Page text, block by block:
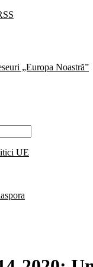
„Europa Noastră”
UE